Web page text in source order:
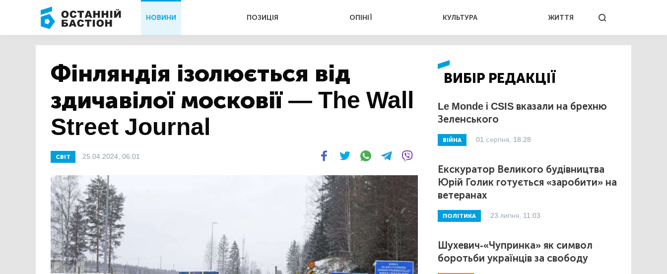
НОВИНИ ПОЗИЦІЯ ОПІНІЇ КУЛЬТУРА ЖИТТЯ
Фінляндія ізолюється від
здичавілої московії — The Wall
Street Journal
СВІТ 25.04.2024, 06:01
ВИБІР РЕДАКЦІЇ
Le Monde і CSIS вказали на брехню
Зеленського
ВІЙНА 01 серпня, 18:28
Екскуратор Великого будівництва
Юрій Голик готується «заробити» на
ветеранах
ПОЛІТИКА 23 липня, 11:03
Шухевич-«Чупринка» як символ
боротьби українців за свободу